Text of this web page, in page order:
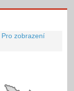
Pro zobrazení